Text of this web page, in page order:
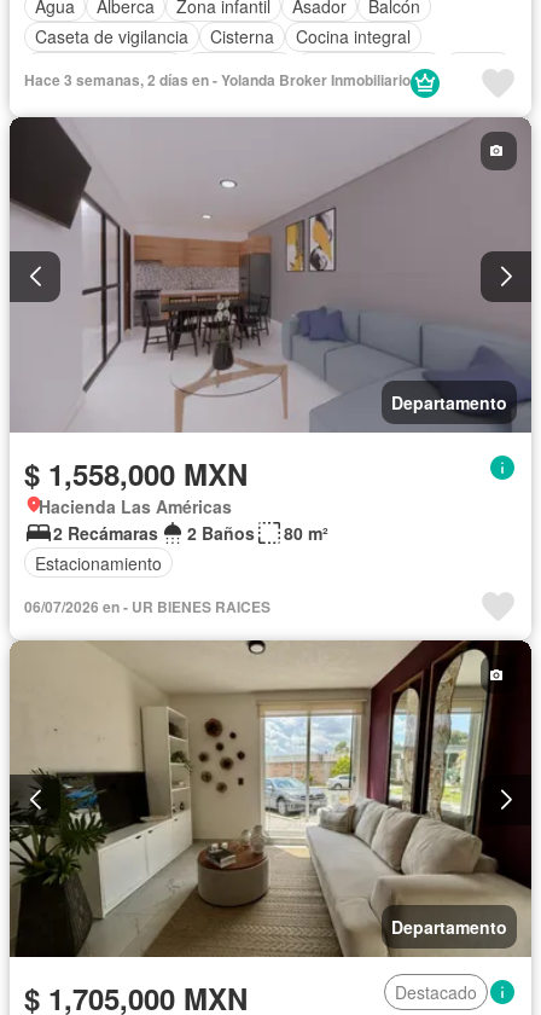
Agua Alberca Zona infantil Asador
Balcón
Caseta de vigilancia
Cisterna
Cocina integral
Estacionamiento
Jardín
Seguridad
Zonas verdes
Hace 3 semanas, 2 días en - Yolanda Broker Inmobiliario
Departamento
$ 1,558,000 MXN
Hacienda Las Américas
2 Recámaras
2 Baños
80 m²
Estacionamiento
06/07/2026 en - UR BIENES RAICES
Departamento
$ 1,705,000 MXN
Destacado